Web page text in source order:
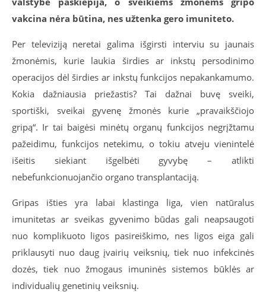
vakcina nėra būtina, nes užtenka gero imuniteto.
Per televiziją neretai galima išgirsti interviu su jaunais
žmonėmis, kurie laukia širdies ar inkstų persodinimo
operacijos dėl širdies ar inkstų funkcijos nepakankamumo.
Kokia dažniausia priežastis? Tai dažnai buvę sveiki,
sportiški, sveikai gyvenę žmonės kurie „pravaikščiojo
gripą“. Ir tai baigėsi minėtų organų funkcijos negrįžtamu
pažeidimu, funkcijos netekimu, o tokiu atveju vienintelė
išeitis siekiant išgelbėti gyvybę – atlikti
nebefunkcionuojančio organo transplantaciją.
Gripas išties yra labai klastinga liga, vien natūralus
imunitetas ar sveikas gyvenimo būdas gali neapsaugoti
nuo komplikuoto ligos pasireiškimo, nes ligos eiga gali
priklausyti nuo daug įvairių veiksnių, tiek nuo infekcinės
dozės, tiek nuo žmogaus imuninės sistemos būklės ar
individualių genetinių veiksnių.